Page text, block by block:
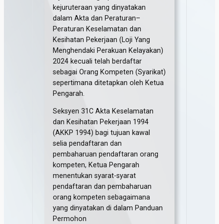
kejuruteraan yang dinyatakan
dalam Akta dan Peraturan–
Peraturan Keselamatan dan
Kesihatan Pekerjaan (Loji Yang
Menghendaki Perakuan Kelayakan)
2024 kecuali telah berdaftar
sebagai Orang Kompeten (Syarikat)
sepertimana ditetapkan oleh Ketua
Pengarah.
Seksyen 31C Akta Keselamatan
dan Kesihatan Pekerjaan 1994
(AKKP 1994) bagi tujuan kawal
selia pendaftaran dan
pembaharuan pendaftaran orang
kompeten, Ketua Pengarah
menentukan syarat-syarat
pendaftaran dan pembaharuan
orang kompeten sebagaimana
yang dinyatakan di dalam Panduan
Permohon